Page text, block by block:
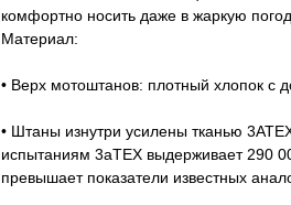
комфортно носить даже в жаркую
Материал:
• Верх мотоштанов: плотный хлопок с
• Штаны изнутри усилены тканью
испытаниям 3аТЕХ выдерживает 290
превышает показатели известных